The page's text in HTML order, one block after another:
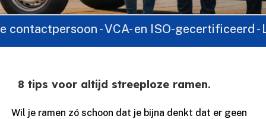
- VCA- en ISO-gecertificeerd -
8 tips voor altijd streeploze ramen.
​ Wil je ramen zó schoon dat je bijna denkt dat er geen